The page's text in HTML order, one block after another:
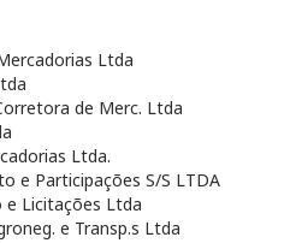
Ltda
de Merc. Ltda
Ltda.
e Participações S/S LTDA
e Licitações Ltda
e Transp.s Ltda